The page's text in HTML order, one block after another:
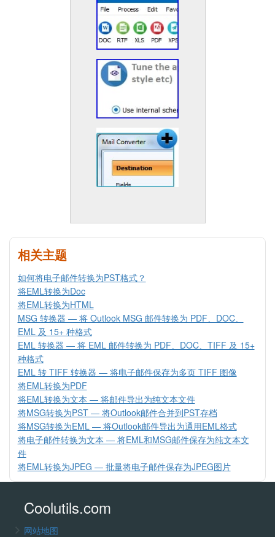
相关主题
如何将电子邮件转换为PST格式？
将EML转换为Doc
将EML转换为HTML
MSG 转换器 — 将 Outlook MSG 邮件转换为 PDF、DOC、
EML 及 15+ 种格式
EML 转换器 — 将 EML 邮件转换为 PDF、DOC、TIFF 及 15+
种格式
EML 转 TIFF 转换器 — 将电子邮件保存为多页 TIFF 图像
将EML转换为PDF
将EML转换为文本 — 将邮件导出为纯文本文件
将MSG转换为PST — 将Outlook邮件合并到PST存档
将MSG转换为EML — 将Outlook邮件导出为通用EML格式
将电子邮件转换为文本 — 将EML和MSG邮件保存为纯文本文
件
将EML转换为JPEG — 批量将电子邮件保存为JPEG图片
Coolutils.com
网站地图